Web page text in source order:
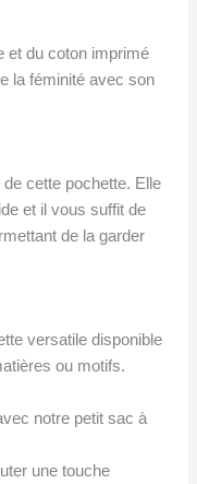
et du coton imprimé
la féminité avec son
de cette pochette. Elle
et il vous suffit de
de la garder
versatile disponible
ou motifs.
notre petit sac à
une touche